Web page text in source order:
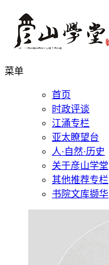
菜单
首页
时政评谈
江涌专栏
亚太瞭望台
人·自然·历史
关于彦山学堂
其他推荐专栏
书院文库撷华